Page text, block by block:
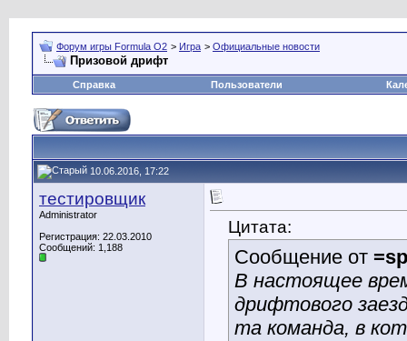
Форум игры Formula O2 > Игра > Официальные новости
Призовой дрифт
Справка Пользователи
10.06.2016, 17:22
тестировщик
Administrator
Регистрация: 22.03.2010
Сообщений: 1,188
Цитата:
Сообщение от
В настоящее
дрифтового
та команда, в